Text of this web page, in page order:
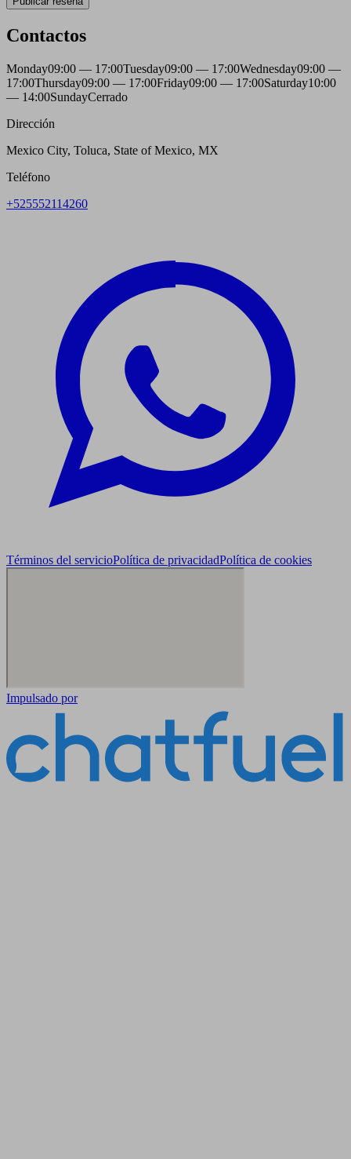
Contactos
Monday09:00 — 17:00Tuesday09:00 — 17:00Wednesday09:00 —
17:00Thursday09:00 — 17:00Friday09:00 — 17:00Saturday10:00
— 14:00SundayCerrado
Dirección
Mexico City, Toluca, State of Mexico, MX
Teléfono
+525552114260
Términos del servicioPolítica de privacidadPolítica de cookies
Impulsado por